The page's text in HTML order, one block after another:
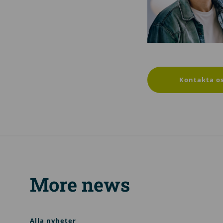
Kontakta
More news
Alla nyheter